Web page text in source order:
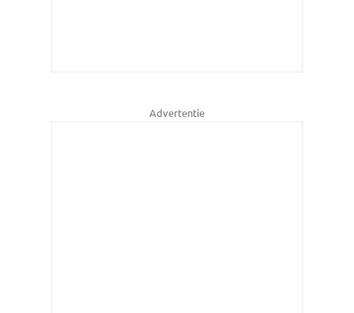
Advertentie